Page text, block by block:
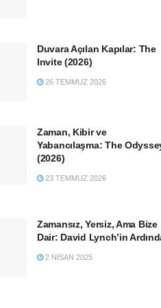
Duvara Açılan Kapılar: The
Invite (2026)
26 TEMMUZ 2026
Zaman, Kibir ve
Yabancılaşma: The
(2026)
23 TEMMUZ 2026
Zamansız, Yersiz, Ama Bize
Dair: David Lynch’in
2 NISAN 2025